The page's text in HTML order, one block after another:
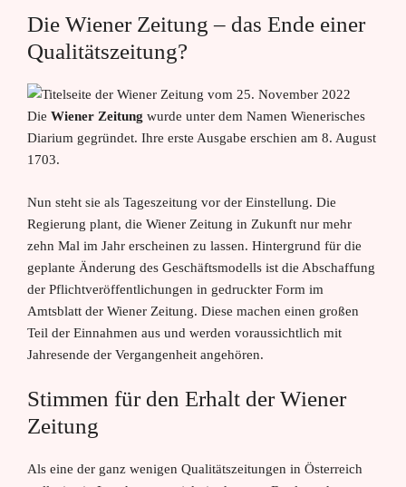
Die Wiener Zeitung – das Ende einer
Qualitätszeitung?
Die Wiener Zeitung wurde unter dem Namen Wienerisches
Diarium gegründet. Ihre erste Ausgabe erschien am 8. August
1703.
Nun steht sie als Tageszeitung vor der Einstellung. Die
Regierung plant, die Wiener Zeitung in Zukunft nur mehr
zehn Mal im Jahr erscheinen zu lassen. Hintergrund für die
geplante Änderung des Geschäftsmodells ist die Abschaffung
der Pflichtveröffentlichungen in gedruckter Form im
Amtsblatt der Wiener Zeitung. Diese machen einen großen
Teil der Einnahmen aus und werden voraussichtlich mit
Jahresende der Vergangenheit angehören.
Stimmen für den Erhalt der Wiener
Zeitung
Als eine der ganz wenigen Qualitätszeitungen in Österreich